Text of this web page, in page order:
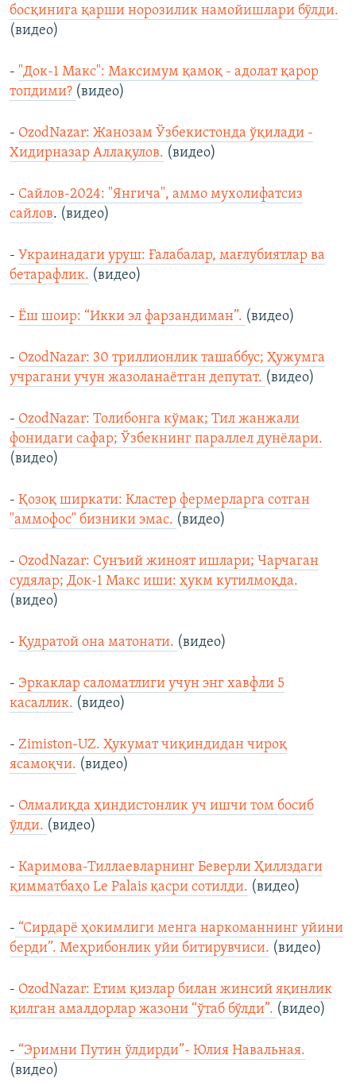
босқинига қарши норозилик намойишлари бўлди.
(видео)
- "Док-1 Макс": Максимум қамоқ - адолат қарор
топдими? (видео)
- OzodNazar: Жанозам Ўзбекистонда ўқилади -
Хидирназар Аллақулов. (видео)
- Сайлов-2024: "Янгича", аммо мухолифатсиз
сайлов. (видео)
- Украинадаги уруш: Ғалабалар, мағлубиятлар ва
бетарафлик. (видео)
- Ёш шоир: “Икки эл фарзандиман”. (видео)
- OzodNazar: 30 триллионлик ташаббус; Ҳужумга
учрагани учун жазоланаётган депутат. (видео)
- OzodNazar: Толибонга кўмак; Тил жанжали
фонидаги сафар; Ўзбекнинг параллел дунёлари.
(видео)
- Қозоқ ширкати: Кластер фермерларга сотган
"аммофос" бизники эмас. (видео)
- OzodNazar: Сунъий жиноят ишлари; Чарчаган
судялар; Док-1 Макс иши: ҳукм кутилмоқда.
(видео)
- Қудратой она матонати. (видео)
- Эркаклар саломатлиги учун энг хавфли 5
касаллик. (видео)
- Zimiston-UZ. Ҳукумат чиқиндидан чироқ
ясамоқчи. (видео)
- Олмалиқда ҳиндистонлик уч ишчи том босиб
ўлди. (видео)
- Каримова-Тиллаевларнинг Беверли Ҳиллздаги
қимматбаҳо Le Palais қасри сотилди. (видео)
- “Сирдарё ҳокимлиги менга наркоманнинг уйини
берди”. Меҳрибонлик уйи битирувчиси. (видео)
- OzodNazar: Етим қизлар билан жинсий яқинлик
қилган амалдорлар жазони “ўтаб бўлди”. (видео)
- “Эримни Путин ўлдирди”- Юлия Навальная.
(видео)